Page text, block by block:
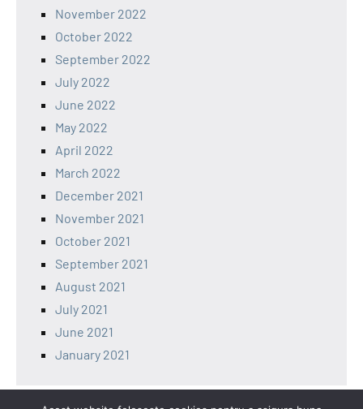
November 2022
October 2022
September 2022
July 2022
June 2022
May 2022
April 2022
March 2022
December 2021
November 2021
October 2021
September 2021
August 2021
July 2021
June 2021
January 2021